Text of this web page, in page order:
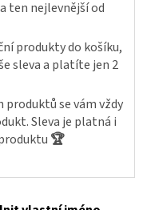
ten nejlevnější od
produkty do košíku,
sleva a platíte jen 2
produktů se vám vždy
Sleva je platná i
🏆